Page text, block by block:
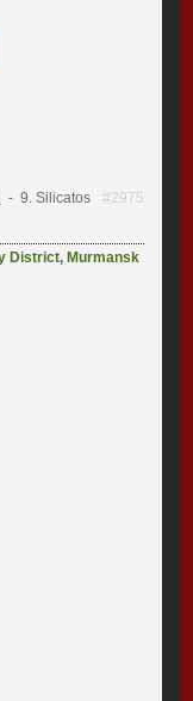
- 9. Silicatos #2975
District, Murmansk